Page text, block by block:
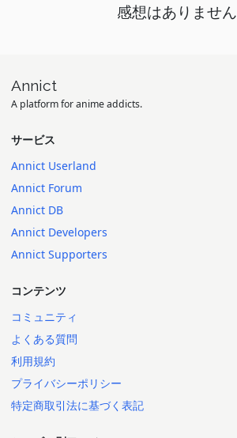
感想はありません
Annict
A platform for anime addicts.
サービス
Annict Userland
Annict Forum
Annict DB
Annict Developers
Annict Supporters
コンテンツ
コミュニティ
よくある質問
利用規約
プライバシーポリシー
特定商取引法に基づく表記